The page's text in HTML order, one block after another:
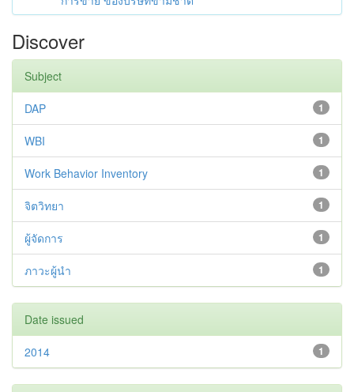
Discover
Subject
1
DAP
1
WBI
1
Work Behavior Inventory
1
จิตวิทยา
1
ผู้จัดการ
1
ภาวะผู้นำ
Date issued
1
2014